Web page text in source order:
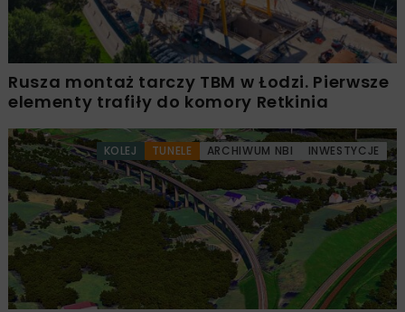
Rusza montaż tarczy TBM w Łodzi. Pierwsze
elementy trafiły do komory Retkinia
KOLEJ TUNELE ARCHIWUM NBI INWESTYCJE